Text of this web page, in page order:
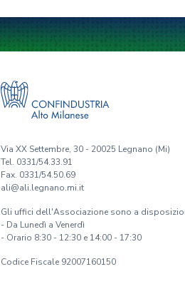
Via XX Settembre, 30 - 20025 Legnano (Mi)
Tel. 0331/54.33.91
Fax. 0331/54.50.69
ali@ali.legnano.mi.it
Gli uffici dell'Associazione sono a
- Da Lunedì a Venerdì
- Orario 8:30 - 12:30 e 14:00 - 17:30
Codice Fiscale 92007160150